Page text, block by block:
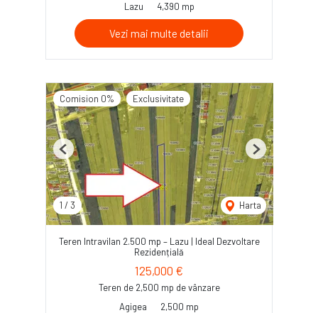
Lazu 4,390 mp
Vezi mai multe detalii
Comision 0% Exclusivitate
1 / 3 Harta
Previous Next
Teren Intravilan 2.500 mp – Lazu | Ideal Dezvoltare
Rezidențială
125,000 €
Teren de 2,500 mp de vânzare
Agigea
2,500 mp